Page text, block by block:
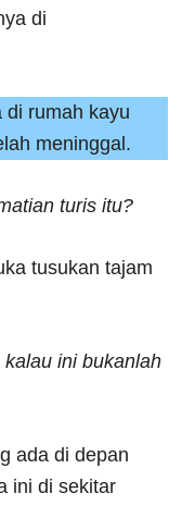
di
di rumah kayu
meninggal.
turis itu?
tusukan tajam
ini bukanlah
ada di depan
ini di sekitar